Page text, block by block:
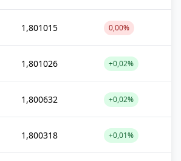
1,801015 0,00%
1,801026 +0,02%
1,800632 +0,02%
1,800318 +0,01%